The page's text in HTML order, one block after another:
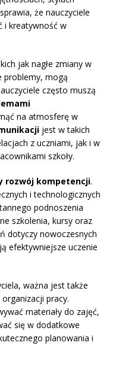
że nauczyciele
i kreatywność w
jak nagłe zmiany w
problemy, mogą
często muszą
na atmosferę w
jest w takich
z uczniami, jak i w
szkoły.
rozwój kompetencji.
i technologicznych
podnoszenia
szkolenia, kursy oraz
dotyczy nowoczesnych
efektywniejsze uczenie
ważna jest także
organizacji pracy.
materiały do zajęć,
się w dodatkowe
planowania i